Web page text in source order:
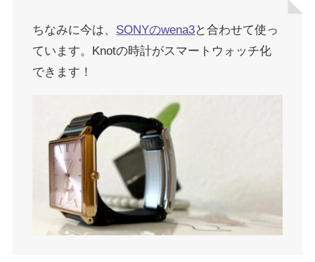
ちなみに今は、 SONYのwena3と合わせて使っ
ています。Knotの時計がスマートウォッチ化
できます！